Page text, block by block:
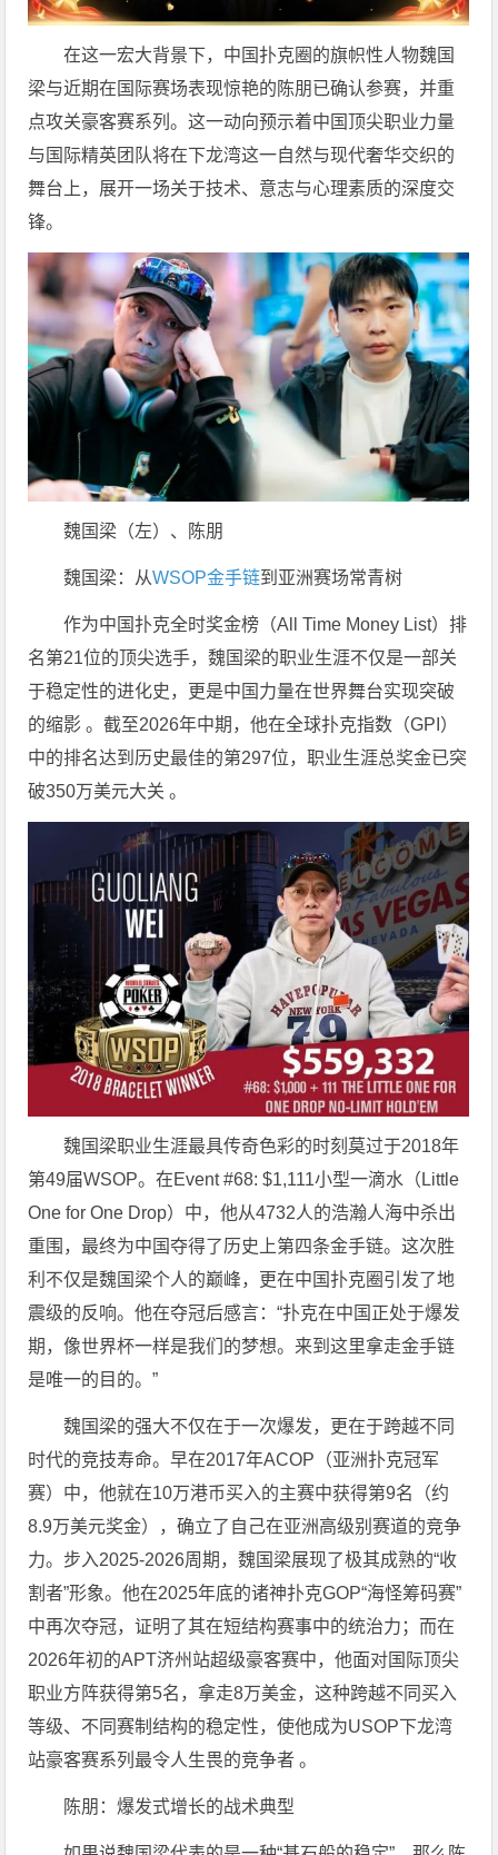
在这一宏大背景下，中国扑克圈的旗帜性人物魏国
梁与近期在国际赛场表现惊艳的陈朋已确认参赛，并重
点攻关豪客赛系列。这一动向预示着中国顶尖职业力量
与国际精英团队将在下龙湾这一自然与现代奢华交织的
舞台上，展开一场关于技术、意志与心理素质的深度交
锋。
魏国梁（左）、陈朋
魏国梁：从WSOP金手链到亚洲赛场常青树
作为中国扑克全时奖金榜（All Time Money List）排
名第21位的顶尖选手，魏国梁的职业生涯不仅是一部关
于稳定性的进化史，更是中国力量在世界舞台实现突破
的缩影 。截至2026年中期，他在全球扑克指数（GPI）
中的排名达到历史最佳的第297位，职业生涯总奖金已突
破350万美元大关 。
魏国梁职业生涯最具传奇色彩的时刻莫过于2018年
第49届WSOP。在Event #68: $1,111小型一滴水（Little
One for One Drop）中，他从4732人的浩瀚人海中杀出
重围，最终为中国夺得了历史上第四条金手链。这次胜
利不仅是魏国梁个人的巅峰，更在中国扑克圈引发了地
震级的反响。他在夺冠后感言：“扑克在中国正处于爆发
期，像世界杯一样是我们的梦想。来到这里拿走金手链
是唯一的目的。”
魏国梁的强大不仅在于一次爆发，更在于跨越不同
时代的竞技寿命。早在2017年ACOP（亚洲扑克冠军
赛）中，他就在10万港币买入的主赛中获得第9名（约
8.9万美元奖金），确立了自己在亚洲高级别赛道的竞争
力。步入2025-2026周期，魏国梁展现了极其成熟的“收
割者”形象。他在2025年底的诸神扑克GOP“海怪筹码赛”
中再次夺冠，证明了其在短结构赛事中的统治力；而在
2026年初的APT济州站超级豪客赛中，他面对国际顶尖
职业方阵获得第5名，拿走8万美金，这种跨越不同买入
等级、不同赛制结构的稳定性，使他成为USOP下龙湾
站豪客赛系列最令人生畏的竞争者 。
陈朋：爆发式增长的战术典型